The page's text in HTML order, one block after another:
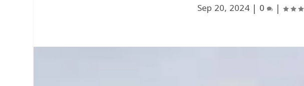
Sep 20, 2024 0 |